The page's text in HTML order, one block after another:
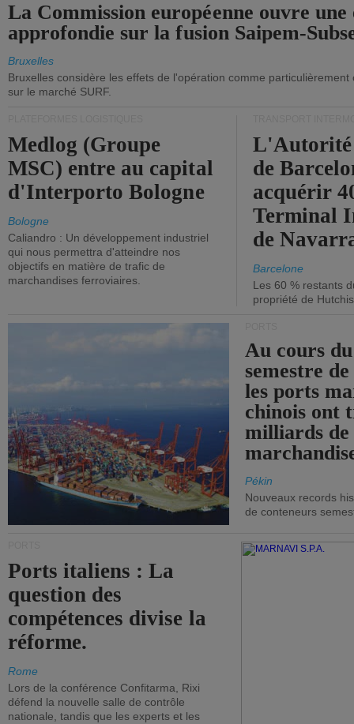
La Commission européenne ouvre une
approfondie sur la fusion Saipem-
Bruxelles
Bruxelles considère les effets de l'opération comme
sur le marché SURF.
Medlog (Groupe
MSC) entre au capital
d'Interporto Bologne
Bologne
Caliandro : Un développement industriel
qui nous permettra d'atteindre nos
objectifs en matière de trafic de
marchandises ferroviaires.
de
acquérir
Terminal
de
Barcelone
Les 60 % restants
propriété de
Au cours
semestre
les ports
chinois ont
milliards de
Pékin
Nouveaux records
de conteneurs
Ports italiens : La
question des
compétences divise la
réforme.
Rome
Lors de la conférence Confitarma, Rixi
défend la nouvelle salle de contrôle
nationale, tandis que les experts et les